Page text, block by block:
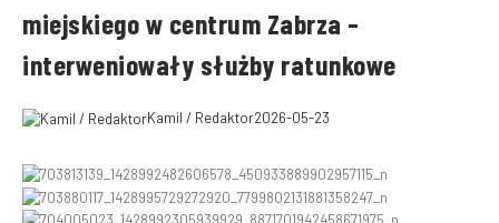
miejskiego w centrum Zabrza –
interweniowały służby ratunkowe
Kamil / Redaktor2026-05-23